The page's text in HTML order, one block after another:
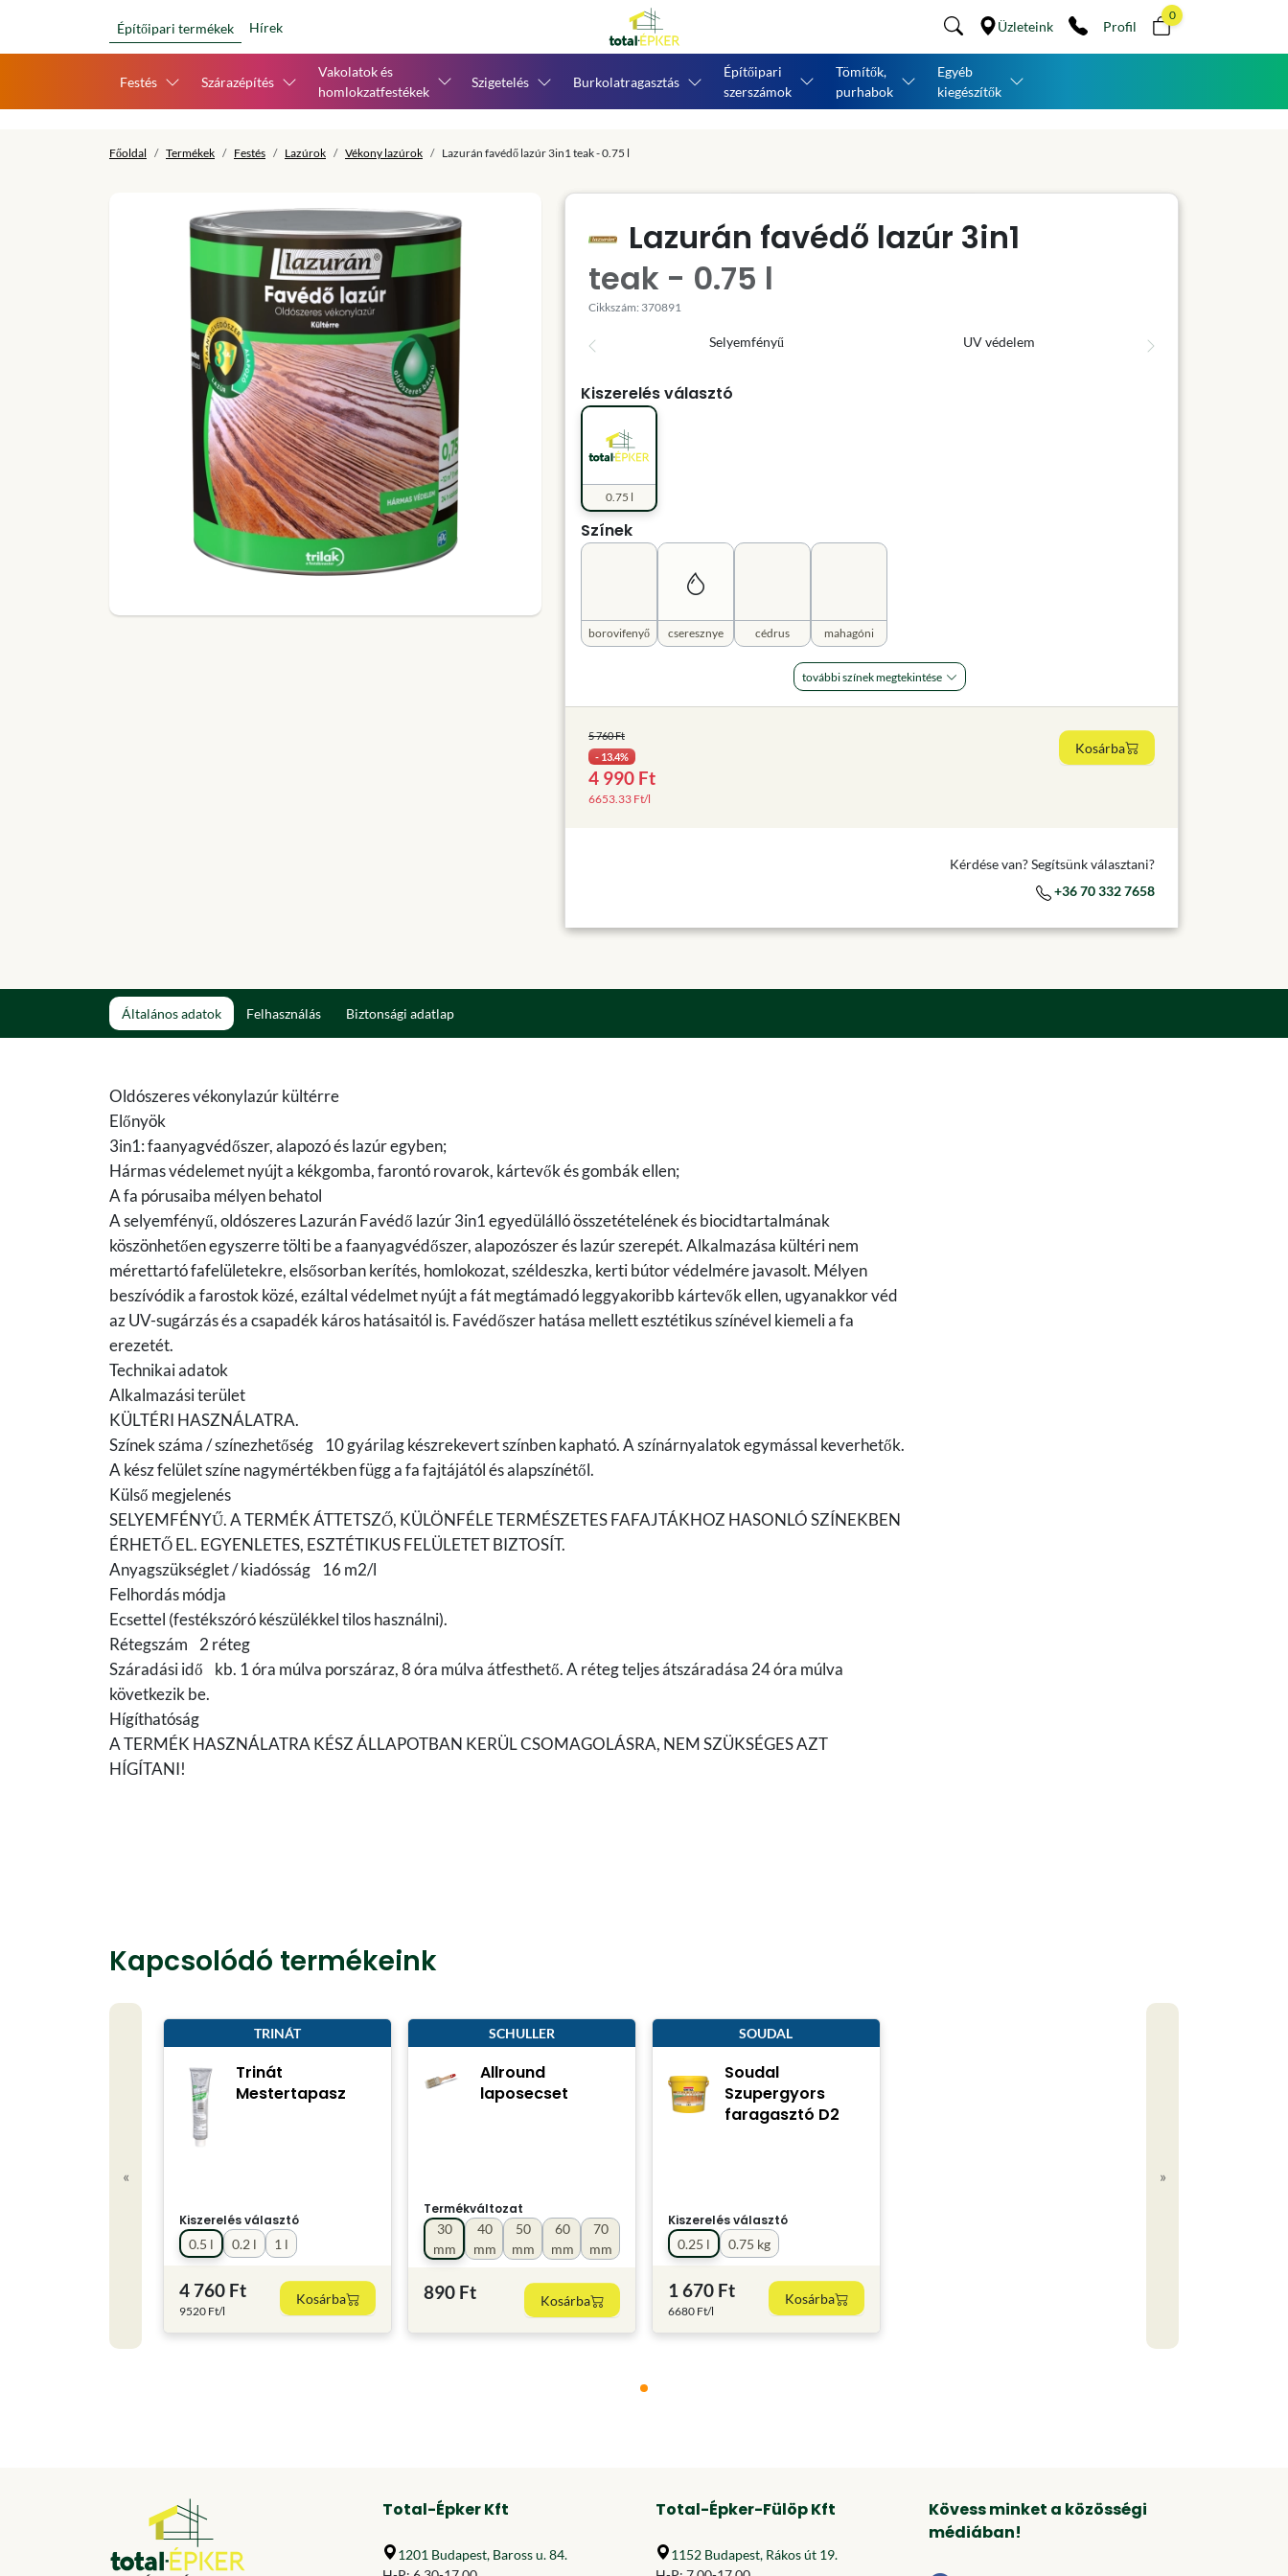
Építőipari termékek Hírek Üzleteink Profil
0
Festés Szárazépítés
Vakolatok és
homlokzatfestékek
Szigetelés Burkolatragasztás
Építőipari
szerszámok
Tömítők,
purhabok
Egyéb
kiegészítők
Főoldal Termékek Festés Lazúrok Vékony lazúrok Lazurán favédő lazúr 3in1 teak - 0.75 l
Lazurán favédő lazúr 3in1
teak - 0.75 l
Cikkszám: 370891
Selyemfényű UV védelem
Kiszerelés választó
0.75 l
Színek
borovifenyő cseresznye cédrus mahagóni
további színek megtekintése
5 760 Ft
- 13.4%
4 990 Ft
6653.33 Ft/l
Kosárba
Kérdése van? Segítsünk választani?
+36 70 332 7658
Általános adatok Felhasználás Biztonsági adatlap
Oldószeres vékonylazúr kültérre
Előnyök
3in1: faanyagvédőszer, alapozó és lazúr egyben;
Hármas védelemet nyújt a kékgomba, farontó rovarok, kártevők és gombák ellen;
A fa pórusaiba mélyen behatol
A selyemfényű, oldószeres Lazurán Favédő lazúr 3in1 egyedülálló összetételének és biocidtartalmának
köszönhetően egyszerre tölti be a faanyagvédőszer, alapozószer és lazúr szerepét. Alkalmazása kültéri nem
mérettartó fafelületekre, elsősorban kerítés, homlokozat, széldeszka, kerti bútor védelmére javasolt. Mélyen
beszívódik a farostok közé, ezáltal védelmet nyújt a fát megtámadó leggyakoribb kártevők ellen, ugyanakkor véd
az UV-sugárzás és a csapadék káros hatásaitól is. Favédőszer hatása mellett esztétikus színével kiemeli a fa
erezetét.
Technikai adatok
Alkalmazási terület
KÜLTÉRI HASZNÁLATRA.
Színek száma / színezhetőség 10 gyárilag készrekevert színben kapható. A színárnyalatok egymással keverhetők.
A kész felület színe nagymértékben függ a fa fajtájától és alapszínétől.
Külső megjelenés
SELYEMFÉNYŰ. A TERMÉK ÁTTETSZŐ, KÜLÖNFÉLE TERMÉSZETES FAFAJTÁKHOZ HASONLÓ SZÍNEKBEN
ÉRHETŐ EL. EGYENLETES, ESZTÉTIKUS FELÜLETET BIZTOSÍT.
Anyagszükséglet / kiadósság 16 m2/l
Felhordás módja
Ecsettel (festékszóró készülékkel tilos használni).
Rétegszám 2 réteg
Száradási idő kb. 1 óra múlva porszáraz, 8 óra múlva átfesthető. A réteg teljes átszáradása 24 óra múlva
következik be.
Hígíthatóság
A TERMÉK HASZNÁLATRA KÉSZ ÁLLAPOTBAN KERÜL CSOMAGOLÁSRA, NEM SZÜKSÉGES AZT
HÍGÍTANI!
Kapcsolódó termékeink
«
TRINÁT
Trinát
Mestertapasz
Kiszerelés választó
0.2 l
0.5 l 1 l
4 760 Ft
9520 Ft/l
Kosárba
SCHULLER
Allround
laposecset
Termékváltozat
30
mm
40
mm
50
mm
60
mm
70
mm
890 Ft Kosárba
SOUDAL
Soudal
Szupergyors
faragasztó D2
Kiszerelés választó
0.25 l
0.75 kg
1 670 Ft
6680 Ft/l
Kosárba
»
Total-Épker Kft
1201 Budapest, Baross u. 84.
Total-Épker-Fülöp Kft
1152 Budapest, Rákos út 19.
Kövess minket a közösségi
médiában!